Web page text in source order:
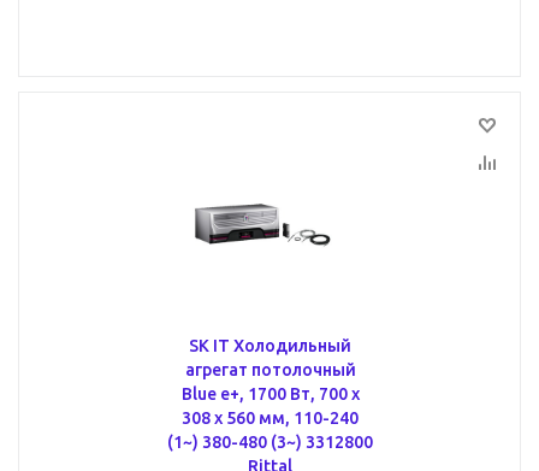
SK IT Холодильный
агрегат потолочный
Blue e+, 1700 Вт, 700 x
308 x 560 мм, 110-240
(1~) 380-480 (3~) 3312800
Rittal